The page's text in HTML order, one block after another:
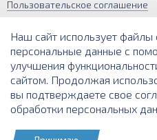
Пользовательское соглашение
на этом интернет-сайте носит
характер и ни при каких условиях
определяемой положениями Статьи
Разработка и поддержка сайта
Наш сайт использует файлы
персональные данные с
улучшения
сайтом. Продолжая
вы подтверждаете свое
обработки персональных